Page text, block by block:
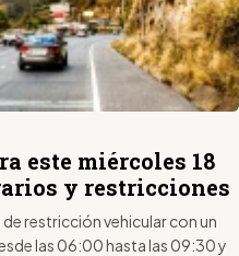
este miércoles 18
y restricciones
de restricción vehicular con un
las 06:00 hasta las 09:30 y